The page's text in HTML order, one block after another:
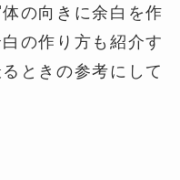
の向きに余白を作
の作り方も紹介す
ときの参考にして